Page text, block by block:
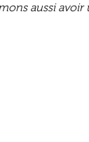
aussi